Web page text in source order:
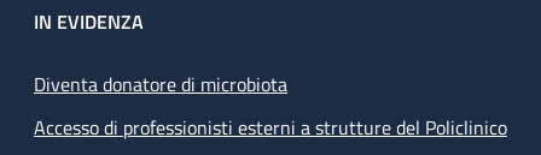
IN EVIDENZA
Diventa donatore di microbiota
Accesso di professionisti esterni a strutture del Policlinico